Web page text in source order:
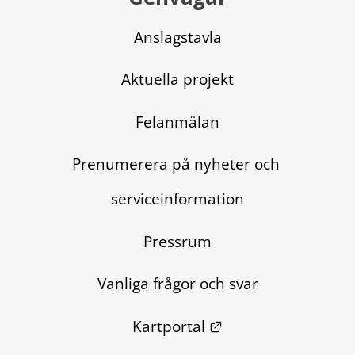
Anslagstavla
Aktuella projekt
Felanmälan
Prenumerera på nyheter och
serviceinformation
Pressrum
Vanliga frågor och svar
Kartportal
Länk till annan